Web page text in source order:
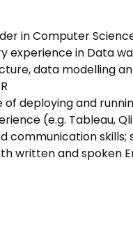
in Computer
in Data
data modelling
deploying and
(e.g. Tableau,
communication
written and spoken